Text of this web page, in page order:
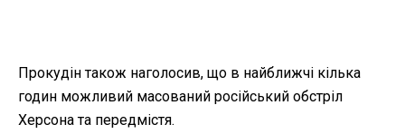
Прокудін також наголосив, що в найближчі кілька
годин можливий масований російський обстріл
Херсона та передмістя.